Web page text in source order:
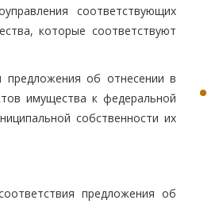
соответствующих
которые соответствуют
предложения об отнесении в
имущества к федеральной
собственности их
предложения об